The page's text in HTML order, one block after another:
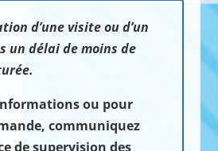
d’une visite ou d’un
un délai de moins de
ou pour
communiquez
de supervision des